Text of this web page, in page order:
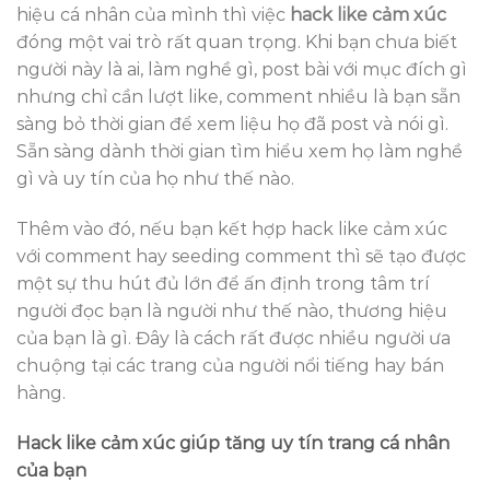
hiệu cá nhân của mình thì việc hack like cảm xúc
đóng một vai trò rất quan trọng. Khi bạn chưa biết
người này là ai, làm nghề gì, post bài với mục đích gì
nhưng chỉ cần lượt like, comment nhiều là bạn sẵn
sàng bỏ thời gian để xem liệu họ đã post và nói gì.
Sẵn sàng dành thời gian tìm hiểu xem họ làm nghề
gì và uy tín của họ như thế nào.
Thêm vào đó, nếu bạn kết hợp hack like cảm xúc
với comment hay seeding comment thì sẽ tạo được
một sự thu hút đủ lớn để ấn định trong tâm trí
người đọc bạn là người như thế nào, thương hiệu
của bạn là gì. Đây là cách rất được nhiều người ưa
chuộng tại các trang của người nổi tiếng hay bán
hàng.
Hack like cảm xúc giúp tăng uy tín trang cá nhân
của bạn